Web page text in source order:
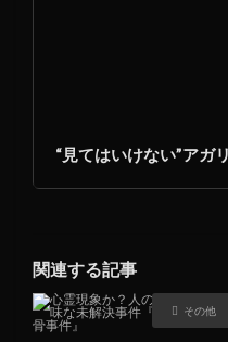
“見てはいけない”アガ
関連する記事
その他